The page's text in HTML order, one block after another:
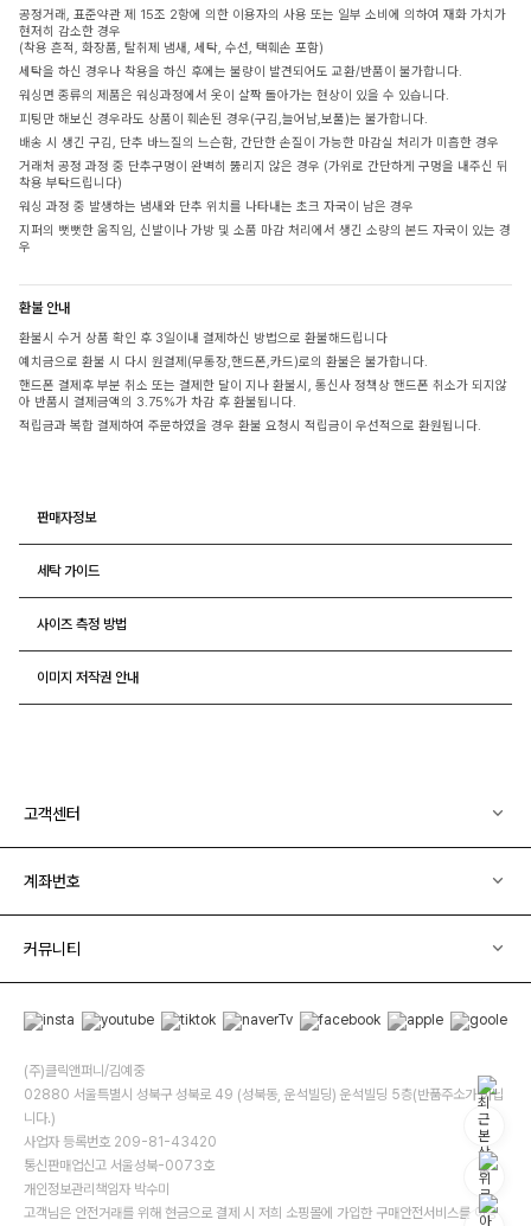
공정거래, 표준약관 제 15조 2항에 의한 이용자의 사용 또는 일부 소비에 의하여 재화 가치가
현저히 감소한 경우
(착용 흔적, 화장품, 탈취제 냄새, 세탁, 수선, 택훼손 포함)
세탁을 하신 경우나 착용을 하신 후에는 불량이 발견되어도 교환/반품이 불가합니다.
워싱면 종류의 제품은 워싱과정에서 옷이 살짝 돌아가는 현상이 있을 수 있습니다.
피팅만 해보신 경우라도 상품이 훼손된 경우(구김,늘어남,보풀)는 불가합니다.
배송 시 생긴 구김, 단추 바느질의 느슨함, 간단한 손질이 가능한 마감실 처리가 미흡한 경우
거래처 공정 과정 중 단추구멍이 완벽히 뚫리지 않은 경우 (가위로 간단하게 구멍을 내주신 뒤
착용 부탁드립니다)
워싱 과정 중 발생하는 냄새와 단추 위치를 나타내는 초크 자국이 남은 경우
지퍼의 뻣뻣한 움직임, 신발이나 가방 및 소품 마감 처리에서 생긴 소량의 본드 자국이 있는 경
우
환불 안내
환불시 수거 상품 확인 후 3일이내 결제하신 방법으로 환불해드립니다
예치금으로 환불 시 다시 원결제(무통장,핸드폰,카드)로의 환불은 불가합니다.
핸드폰 결제후 부분 취소 또는 결제한 달이 지나 환불시, 통신사 정책상 핸드폰 취소가 되지않
아 반품시 결제금액의 3.75%가 차감 후 환불됩니다.
적립금과 복합 결제하여 주문하였을 경우 환불 요청시 적립금이 우선적으로 환원됩니다.
판매자정보
세탁 가이드
사이즈 측정 방법
이미지 저작권 안내
고객센터
계좌번호
커뮤니티
(주)클릭앤퍼니/김예중
02880 서울특별시 성북구 성북로 49 (성북동, 운석빌딩) 운석빌딩 5층(반품주소가 아닙
니다.)
사업자 등록번호 209-81-43420
통신판매업신고 서울성북-0073호
개인정보관리책임자 박수미
고객님은 안전거래를 위해 현금으로 결제 시 저희 소핑몰에 가입한 구매안전서비스를 이용